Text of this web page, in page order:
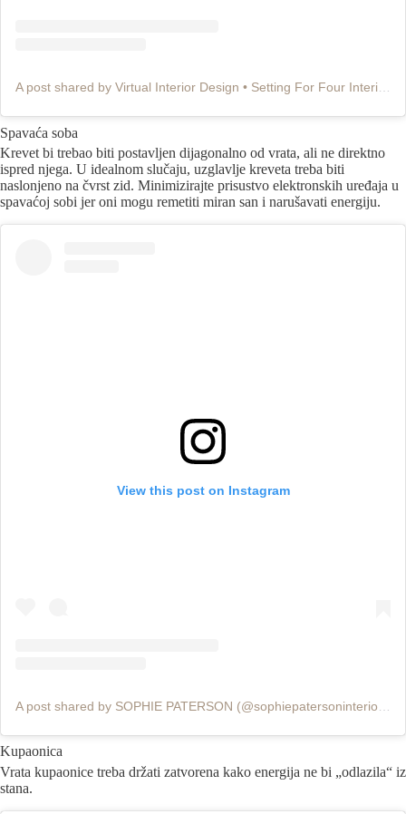
Spavaća soba
Krevet bi trebao biti postavljen dijagonalno od vrata, ali ne direktno
ispred njega. U idealnom slučaju, uzglavlje kreveta treba biti
naslonjeno na čvrst zid. Minimizirajte prisustvo elektronskih uređaja u
spavaćoj sobi jer oni mogu remetiti miran san i narušavati energiju.
View this post on Instagram
Kupaonica
Vrata kupaonice treba držati zatvorena kako energija ne bi „odlazila“ iz
stana.